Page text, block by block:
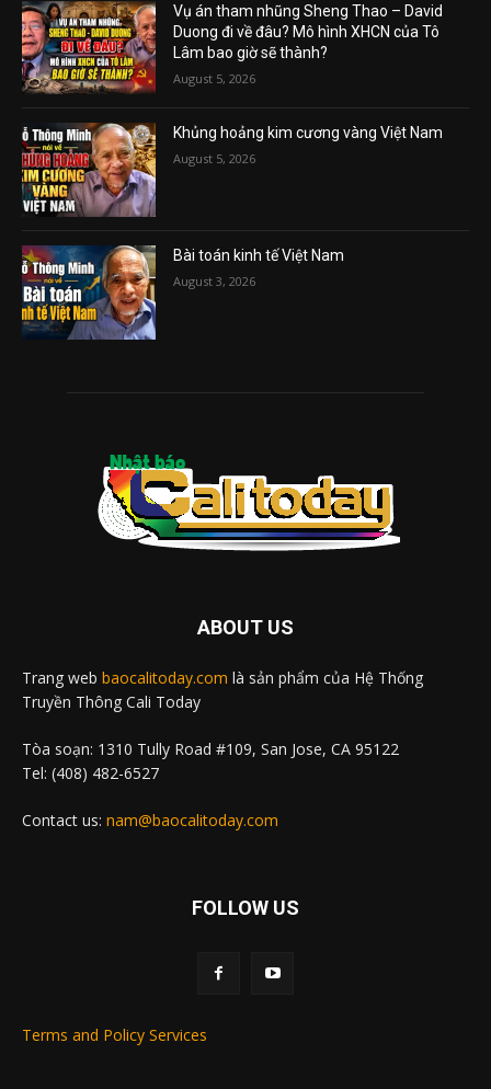
Vụ án tham nhũng Sheng Thao – David
Duong đi về đâu? Mô hình XHCN của Tô
Lâm bao giờ sẽ thành?
August 5, 2026
Khủng hoảng kim cương vàng Việt Nam
August 5, 2026
Bài toán kinh tế Việt Nam
August 3, 2026
ABOUT US
Trang web baocalitoday.com là sản phẩm của Hệ Thống
Truyền Thông Cali Today
Tòa soạn: 1310 Tully Road #109, San Jose, CA 95122
Tel: (408) 482-6527
Contact us: nam@baocalitoday.com
FOLLOW US
Terms and Policy Services